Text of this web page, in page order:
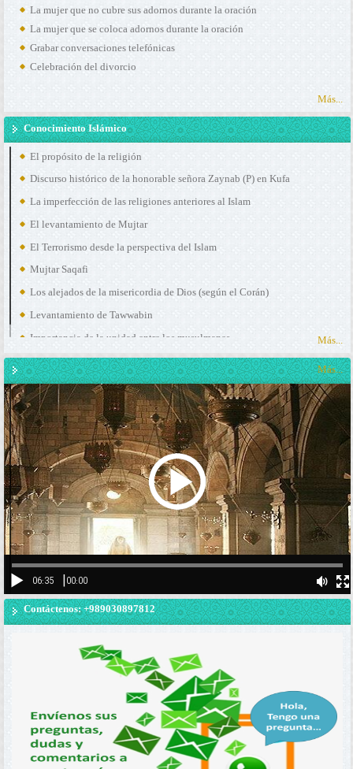
La mujer que no cubre sus adornos durante la oración
La mujer que se coloca adornos durante la oración
Grabar conversaciones telefónicas
Celebración del divorcio
Más...
Conocimiento Islámico
El propósito de la religión
Discurso histórico de la honorable señora Zaynab (P) en Kufa
La imperfección de las religiones anteriores al Islam
El levantamiento de Mujtar
El Terrorismo desde la perspectiva del Islam
Mujtar Saqafi
Los alejados de la misericordia de Dios (según el Corán)
Levantamiento de Tawwabin
Importancia de la unidad entre los musulmanes
Más...
Más...
Contáctenos: +989030897812